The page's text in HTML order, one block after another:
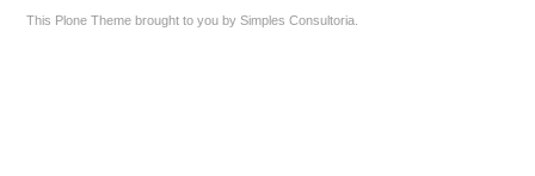
This Plone Theme brought to you by Simples Consultoria